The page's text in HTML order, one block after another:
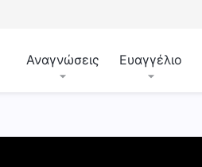
Αναγνώσεις Ευαγγέλιο